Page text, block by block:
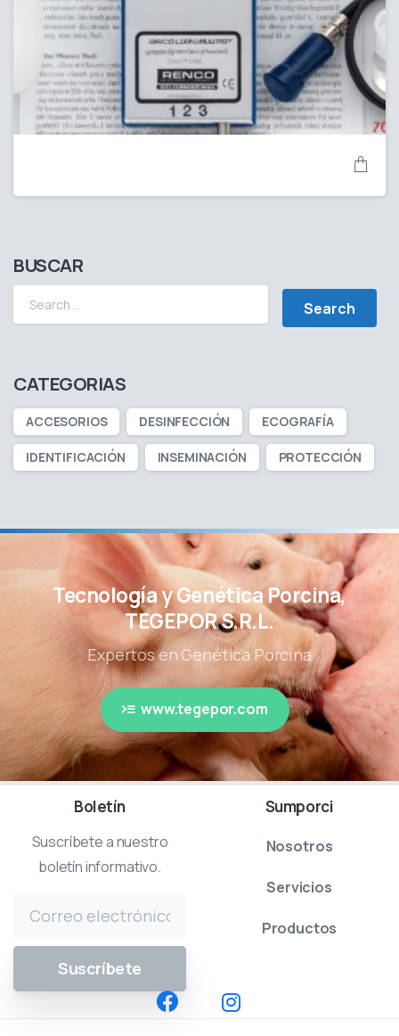
BUSCAR
CATEGORIAS
ACCESORIOS DESINFECCIÓN ECOGRAFÍA
IDENTIFICACIÓN INSEMINACIÓN PROTECCIÓN
Tecnología y Genética Porcina,
TEGEPOR S.R.L.
Expertos en Genética Porcina
www.tegepor.com
Boletín
Suscríbete a nuestro
boletín informativo.
Sumporci
Nosotros
Servicios
Productos